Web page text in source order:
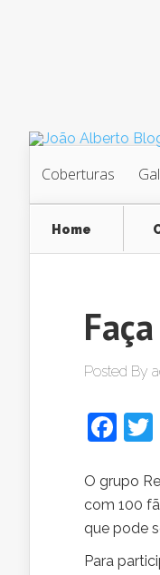
Coberturas
Home
Posted By
O grupo
com 100
que pode
Para